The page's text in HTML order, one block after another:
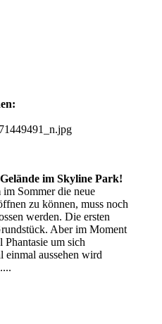
im Skyline Park!
Sommer die neue
zu können, muss noch
werden. Die ersten
Aber im Moment
Phantasie um sich
einmal aussehen wird